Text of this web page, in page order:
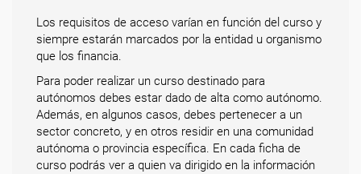
Los requisitos de acceso varían en función del curso y
siempre estarán marcados por la entidad u organismo
que los financia.
Para poder realizar un curso destinado para
autónomos debes estar dado de alta como autónomo.
Además, en algunos casos, debes pertenecer a un
sector concreto, y en otros residir en una comunidad
autónoma o provincia específica. En cada ficha de
curso podrás ver a quien va dirigido en la información